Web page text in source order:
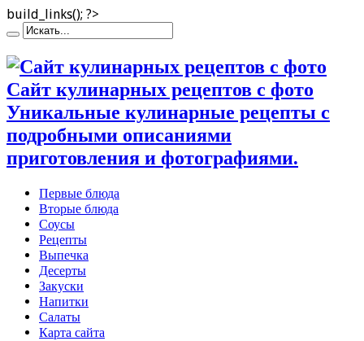
build_links(); ?>
Сайт кулинарных рецептов с фото
Уникальные кулинарные рецепты с
подробными описаниями
приготовления и фотографиями.
Первые блюда
Вторые блюда
Соусы
Рецепты
Выпечка
Десерты
Закуски
Напитки
Салаты
Карта сайта